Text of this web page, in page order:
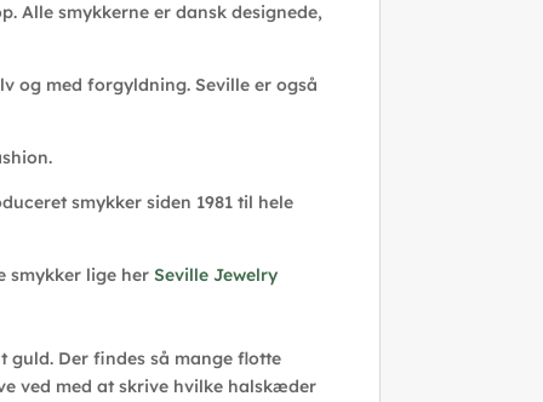
Alle smykkerne er dansk designede,
og med forgyldning. Seville er også
smykker siden 1981 til hele
smykker lige herSeville Jewelry
Der findes så mange flotte
ved med at skrive hvilke halskæder